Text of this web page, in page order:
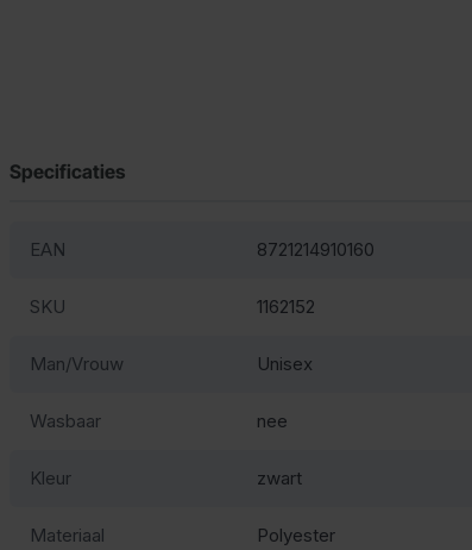
Specificaties
EAN 8721214910160
SKU 1162152
Man/Vrouw Unisex
Wasbaar nee
Kleur zwart
Materiaal Polyester